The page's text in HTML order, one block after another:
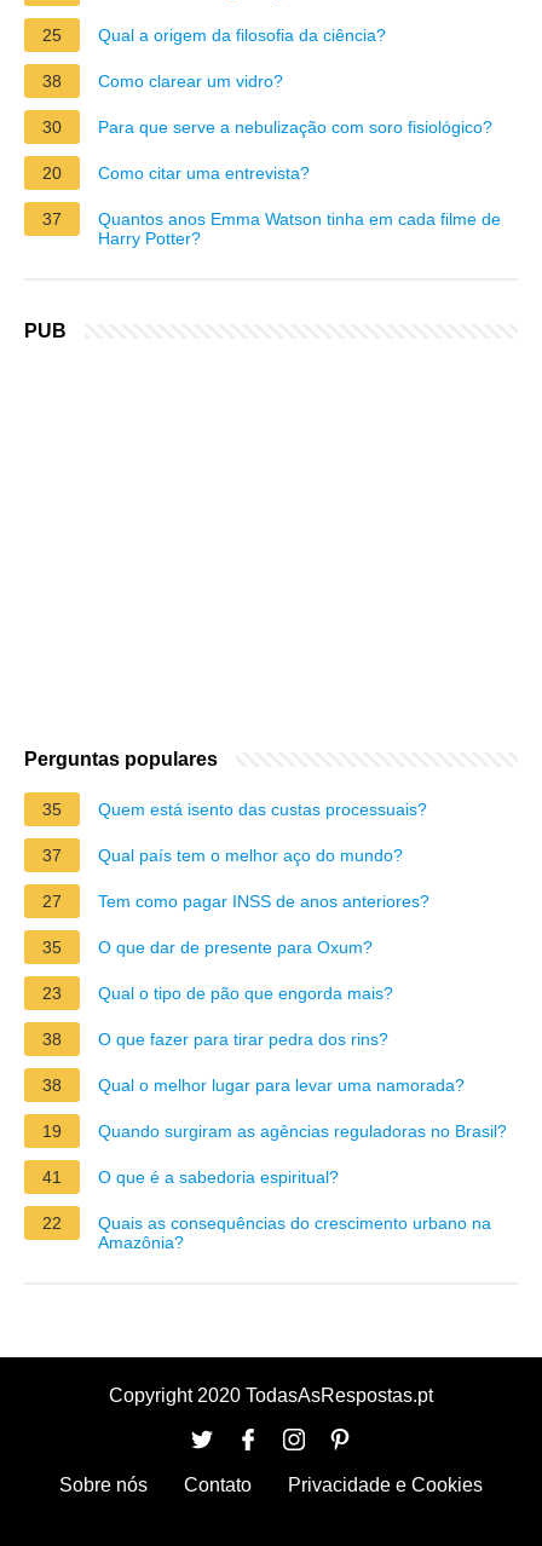
25 Qual a origem da filosofia da ciência?
38 Como clarear um vidro?
30 Para que serve a nebulização com soro fisiológico?
20 Como citar uma entrevista?
37
Quantos anos Emma Watson tinha em cada filme de
Harry Potter?
PUB
Perguntas populares
35 Quem está isento das custas processuais?
37 Qual país tem o melhor aço do mundo?
27 Tem como pagar INSS de anos anteriores?
35 O que dar de presente para Oxum?
23 Qual o tipo de pão que engorda mais?
38 O que fazer para tirar pedra dos rins?
38 Qual o melhor lugar para levar uma namorada?
19 Quando surgiram as agências reguladoras no Brasil?
41 O que é a sabedoria espiritual?
22
Quais as consequências do crescimento urbano na
Amazônia?
Copyright 2020 TodasAsRespostas.pt
Sobre nós Contato Privacidade e Cookies